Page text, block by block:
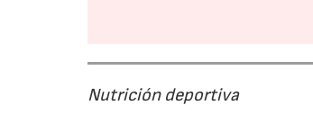
Nutrición deportiva